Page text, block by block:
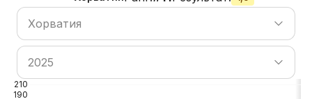
Поиск по странам
Хорватия
Поиск по странам
2025
210
190